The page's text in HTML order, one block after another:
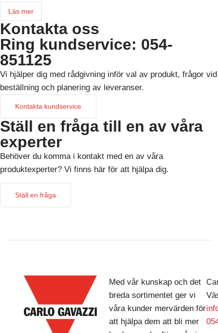
Läs mer
Kontakta oss
Ring kundservice: 054-
851125
Vi hjälper dig med rådgivning inför val av produkt, frågor vid
beställning och planering av leveranser.
Kontakta kundservice
Ställ en fråga till en av våra
experter
Behöver du komma i kontakt med en av våra
produktexperter? Vi finns här för att hjälpa dig.
Ställ en fråga
Med vår kunskap och det
breda sortimentet ger vi
våra kunder mervärden för
att hjälpa dem att bli mer